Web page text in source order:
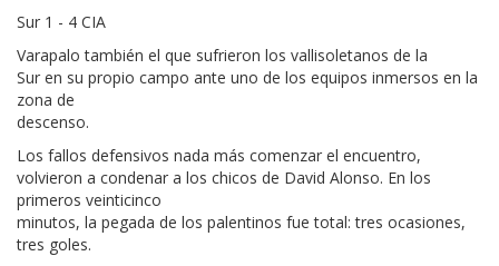
Sur 1 - 4 CIA
Varapalo también el que sufrieron los vallisoletanos de la
Sur en su propio campo ante uno de los equipos inmersos en la
zona de
descenso.
Los fallos defensivos nada más comenzar el encuentro,
volvieron a condenar a los chicos de David Alonso. En los
primeros veinticinco
minutos, la pegada de los palentinos fue total: tres ocasiones,
tres goles.